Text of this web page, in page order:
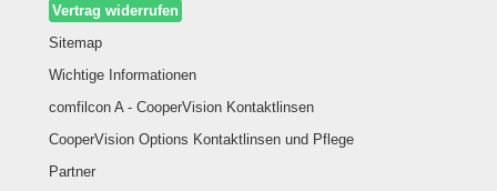
Vertrag widerrufen
Sitemap
Wichtige Informationen
comfilcon A - CooperVision Kontaktlinsen
CooperVision Options Kontaktlinsen und Pflege
Partner